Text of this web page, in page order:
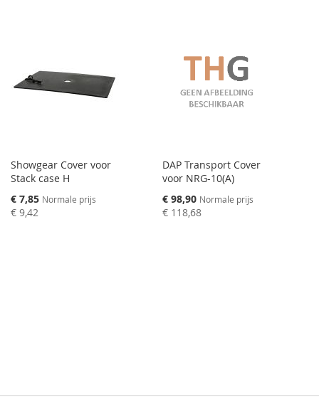
Showgear Cover voor
Stack case H
Speciale
prijs
€ 7,85 Normale prijs
€ 9,42
DAP Transport Cover
voor NRG-10(A)
Speciale
prijs
€ 98,90 Normale prijs
€ 118,68